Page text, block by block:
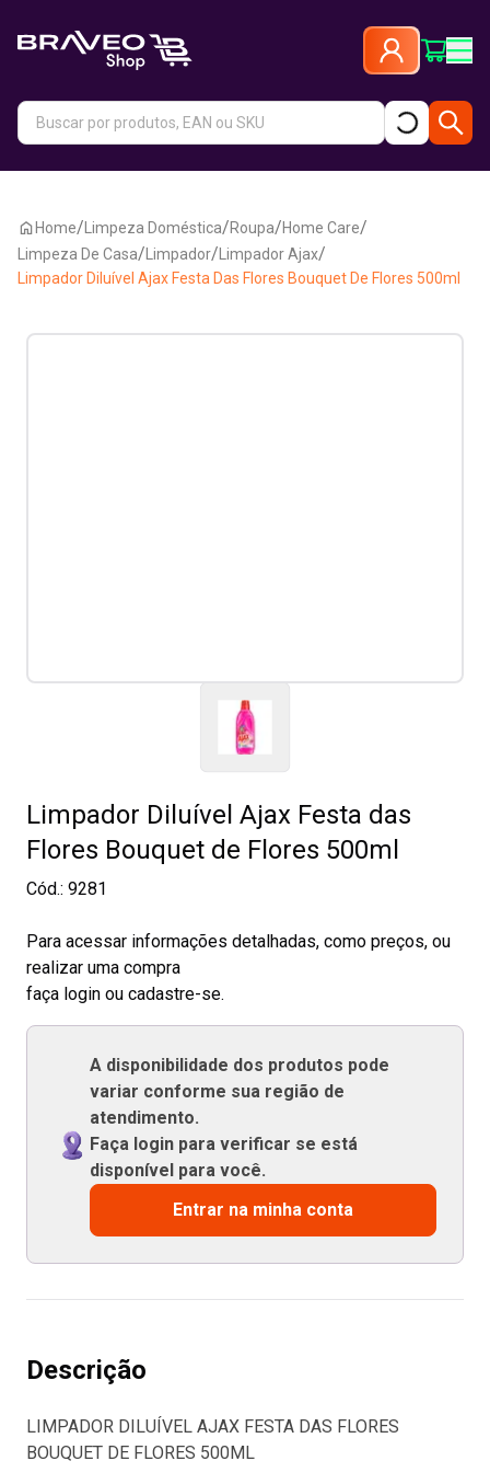
Home/ Limpeza Doméstica/Roupa/Home Care/
Limpeza De Casa/ Limpador/ Limpador Ajax/
Limpador Diluível Ajax Festa Das Flores Bouquet De Flores 500ml
Limpador Diluível Ajax Festa das
Flores Bouquet de Flores 500ml
Cód.: 9281
Para acessar informações detalhadas, como preços, ou
realizar uma compra
faça login ou cadastre-se.
A disponibilidade dos produtos pode
variar conforme sua região de
atendimento.
Faça login para verificar se está
disponível para você.
Entrar na minha conta
Descrição
LIMPADOR DILUÍVEL AJAX FESTA DAS FLORES
BOUQUET DE FLORES 500ML